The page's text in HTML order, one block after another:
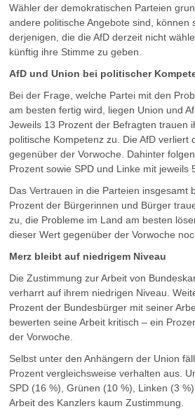
Wähler der demokratischen Parteien
andere politische Angebote sind, können
derjenigen, die die AfD derzeit nicht
künftig ihre Stimme zu geben.
AfD und Union bei politischer
Bei der Frage, welche Partei mit den
am besten fertig wird, liegen Union und
Jeweils 13 Prozent der Befragten trauen
politische Kompetenz zu. Die AfD verliert
gegenüber der Vorwoche. Dahinter
Prozent sowie SPD und Linke mit jeweils
Das Vertrauen in die Parteien insgesamt
Prozent der Bürgerinnen und Bürger
zu, die Probleme im Land am besten
dieser Wert gegenüber der Vorwoche
Merz bleibt auf niedrigem Niveau
Die Zustimmung zur Arbeit von
verharrt auf ihrem niedrigen Niveau.
Prozent der Bundesbürger mit seiner
bewerten seine Arbeit kritisch – ein
der Vorwoche.
Selbst unter den Anhängern der Union
Prozent vergleichsweise verhalten aus.
SPD (16 %), Grünen (10 %), Linken (3
Arbeit des Kanzlers kaum Zustimmung.